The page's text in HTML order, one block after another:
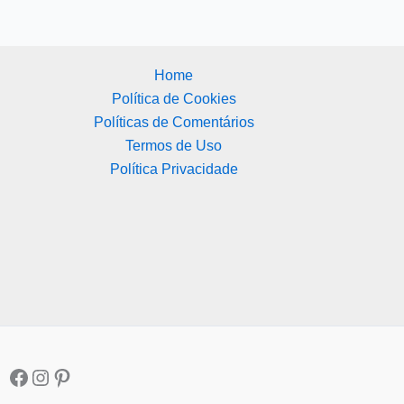
Home
Política de Cookies
Políticas de Comentários
Termos de Uso
Política Privacidade